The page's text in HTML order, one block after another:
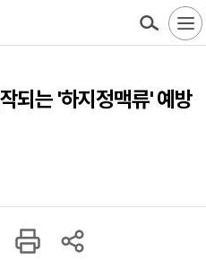
되는 '하지정맥류' 예방